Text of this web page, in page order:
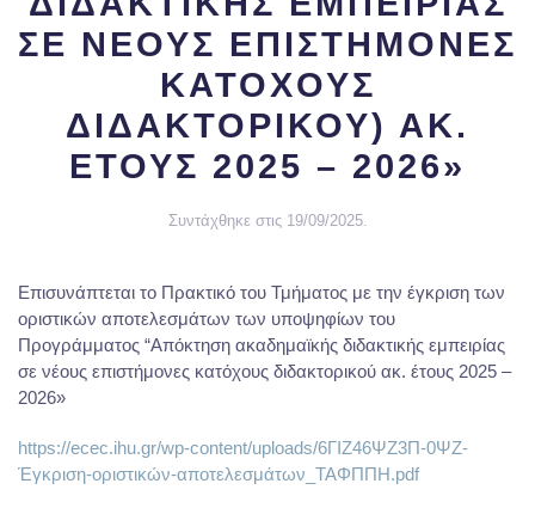
ΣΕ ΝΕΟΥΣ ΕΠΙΣΤΗΜΟΝΕΣ
ΚΑΤΟΧΟΥΣ
ΔΙΔΑΚΤΟΡΙΚΟΥ) ΑΚ.
ΕΤΟΥΣ 2025 – 2026»
Συντάχθηκε στις 19/09/2025.
Επισυνάπτεται το Πρακτικό του Τμήματος με την έγκριση των
οριστικών αποτελεσμάτων των υποψηφίων του
Προγράμματος “Απόκτηση ακαδημαϊκής διδακτικής εμπειρίας
σε νέους επιστήμονες κατόχους διδακτορικού ακ. έτους 2025 –
2026»
https://ecec.ihu.gr/wp-content/uploads/6ΓΙΖ46ΨΖ3Π-0ΨΖ-
Έγκριση-οριστικών-αποτελεσμάτων_ΤΑΦΠΠΗ.pdf